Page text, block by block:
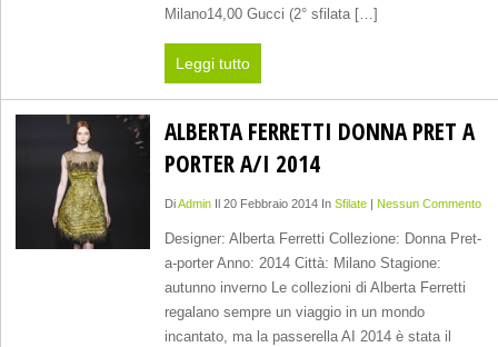
Milano14,00 Gucci (2° sfilata […]
Leggi tutto
ALBERTA FERRETTI DONNA PRET A
PORTER A/I 2014
DiAdminIl 20 Febbraio 2014 In Sfilate| Nessun Commento
Designer: Alberta Ferretti Collezione: Donna Pret-
a-porter Anno: 2014 Città: Milano Stagione:
autunno inverno Le collezioni di Alberta Ferretti
regalano sempre un viaggio in un mondo
incantato, ma la passerella AI 2014 è stata il